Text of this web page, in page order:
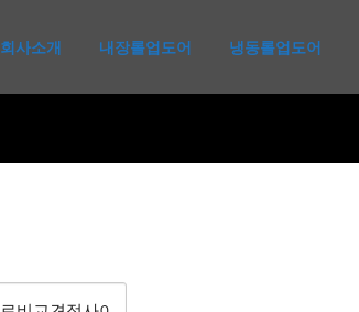
회사소개 내장롤업도어 냉동롤업도어